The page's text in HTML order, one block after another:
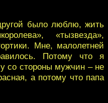
было люблю, жить
«тызвезда»,
Мне, малолетней
Потому что я
со стороны мужчин – не
а потому что папа